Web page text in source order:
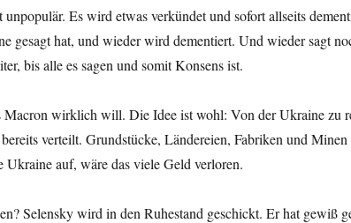
Es wird etwas verkündet und sofort allseits
gesagt hat, und wieder wird dementiert. Und wieder sagt
bis alle es sagen und somit Konsens ist.
Macron wirklich will. Die Idee ist wohl: Von der Ukraine zu
verteilt. Grundstücke, Ländereien, Fabriken und
Ukraine auf, wäre das viele Geld verloren.
Selensky wird in den Ruhestand geschickt. Er hat gewiß